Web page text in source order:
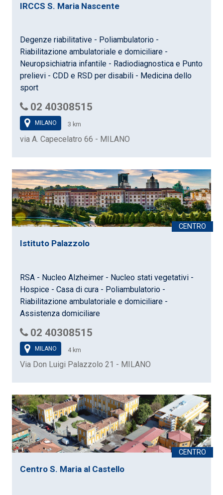
IRCCS S. Maria Nascente
Degenze riabilitative - Poliambulatorio -
Riabilitazione ambulatoriale e domiciliare -
Neuropsichiatria infantile - Radiodiagnostica e Punto
prelievi - CDD e RSD per disabili - Medicina dello
sport
02 40308515
MILANO 3 km
via A. Capecelatro 66 - MILANO
Istituto Palazzolo
RSA - Nucleo Alzheimer - Nucleo stati vegetativi -
Hospice - Casa di cura - Poliambulatorio -
Riabilitazione ambulatoriale e domiciliare -
Assistenza domiciliare
02 40308515
MILANO 4 km
Via Don Luigi Palazzolo 21 - MILANO
Centro S. Maria al Castello